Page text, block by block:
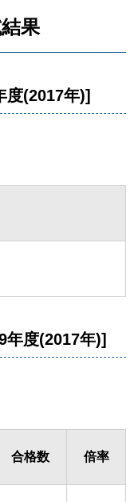
果
度(2017年)]
年度(2017年)]
合格数 倍率